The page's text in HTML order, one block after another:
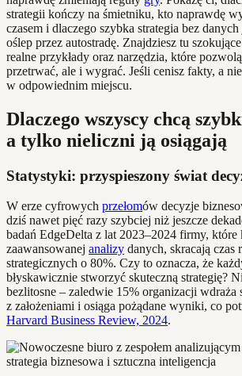
strategii kończy na śmietniku, kto naprawdę
czasem i dlaczego szybka strategia bez
oślep przez autostradę. Znajdziesz tu
realne przykłady oraz narzędzia, które
przetrwać, ale i wygrać. Jeśli cenisz fakty, a nie
w odpowiednim miejscu.
Dlaczego wszyscy chcą
a tylko nieliczni ją osiągają
Statystyki: przyspieszony świat
W erze cyfrowych przełomów decyzje
dziś nawet pięć razy szybciej niż jeszcze
badań EdgeDelta z lat 2023–2024 firmy, które
zaawansowanej analizy danych, skracają czas
strategicznych o 80%. Czy to oznacza, że
błyskawicznie stworzyć skuteczną strategię?
bezlitosne – zaledwie 15% organizacji wdraża
z założeniami i osiąga pożądane wyniki, co
Harvard Business Review, 2024.